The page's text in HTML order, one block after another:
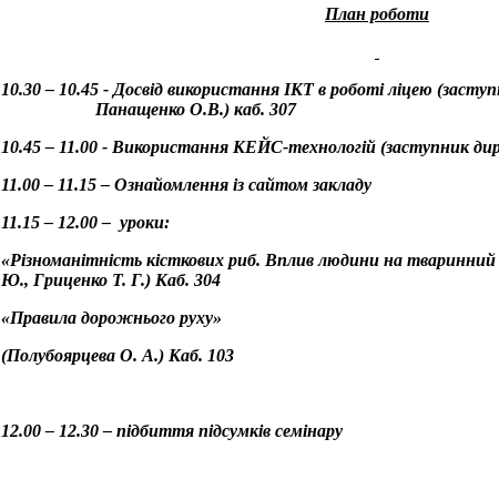
План роботи
10.30 – 10.45 - Досвід використання ІКТ в роботі ліцею
Панащенко О.В.) каб. 307
10.45 – 11.00 - Використання КЕЙС-технологій (заступник
11.00 – 11.15 – Ознайомлення із сайтом закладу
11.15 – 12.00 – уроки:
«Різноманітність кісткових риб. Вплив людини на
Ю., Гриценко Т. Г.) Каб. 304
«Правила дорожнього руху»
(Полубоярцева О. А.) Каб. 103
12.00 – 12.30 – підбиття підсумків семінару